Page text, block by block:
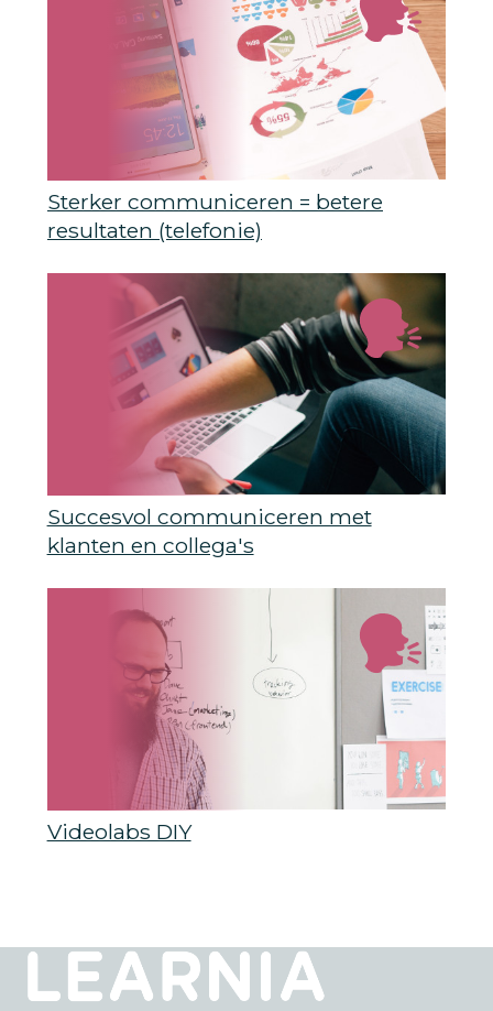
Sterker communiceren = betere
resultaten (telefonie)
Succesvol communiceren met
klanten en collega's
Videolabs DIY